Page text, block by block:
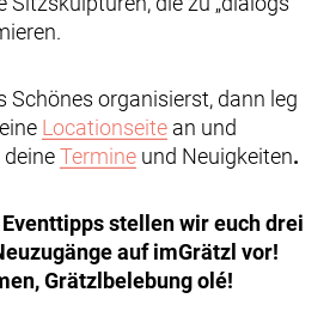
Schönes organisierst, dann leg
Locationseite an und
Termine und Neuigkeiten.
stellen wir euch drei
auf imGrätzl vor!
Grätzlbelebung olé!